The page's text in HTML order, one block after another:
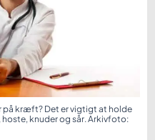
på kræft? Det er vigtigt at holde
knuder og sår. Arkivfoto: